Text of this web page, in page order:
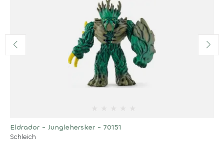
Eldrador - Junglehersker - 70151
Schleich